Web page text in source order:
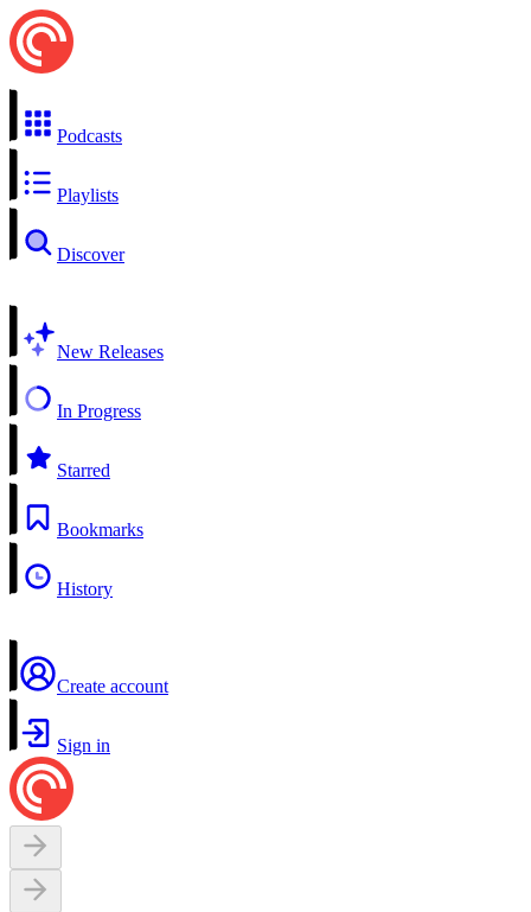
Podcasts
Playlists
Discover
New Releases
In Progress
Starred
Bookmarks
History
Create account
Sign in